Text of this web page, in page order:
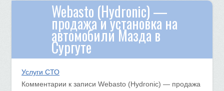
Webasto (Hydronic) —
продажа и установка на
автомобили Мазда в
Сургуте
Услуги СТО
Комментарии к записи Webasto (Hydronic) — продажа